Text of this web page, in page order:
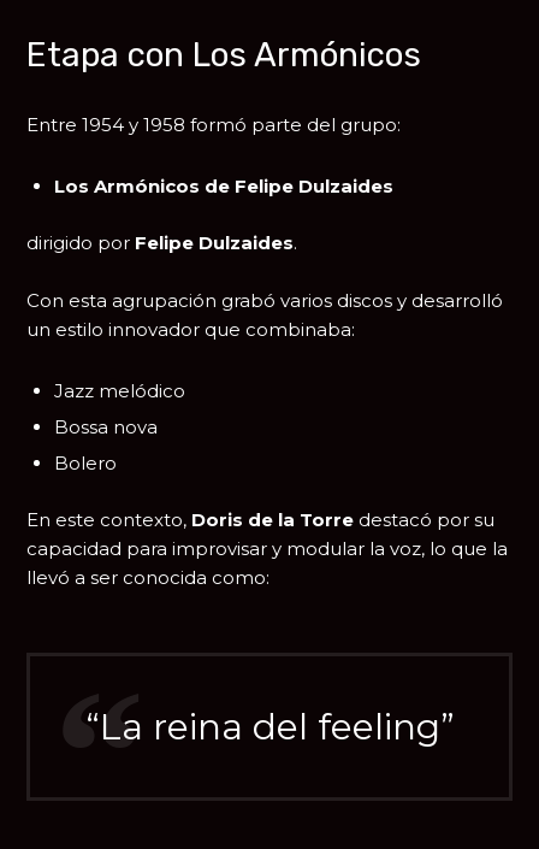
Etapa con Los Armónicos
Entre 1954 y 1958 formó parte del grupo:
Los Armónicos de Felipe Dulzaides
dirigido por Felipe Dulzaides.
Con esta agrupación grabó varios discos y desarrolló
un estilo innovador que combinaba:
Jazz melódico
Bossa nova
Bolero
En este contexto, Doris de la Torre destacó por su
capacidad para improvisar y modular la voz, lo que la
llevó a ser conocida como:
“La reina del feeling”